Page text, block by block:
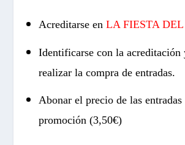
Acreditarse en LA FIESTA
Identificarse con la acreditación
realizar la compra de entradas.
Abonar el precio de las entradas
promoción (3,50€)